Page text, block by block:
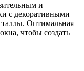
и
с декоративными
Оптимальная
чтобы создать